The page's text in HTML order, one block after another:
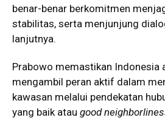
benar-benar berkomitmen
stabilitas, serta menjunjung
lanjutnya.
Prabowo memastikan Indonesia
mengambil peran aktif dalam
kawasan melalui pendekatan
yang baik atau good